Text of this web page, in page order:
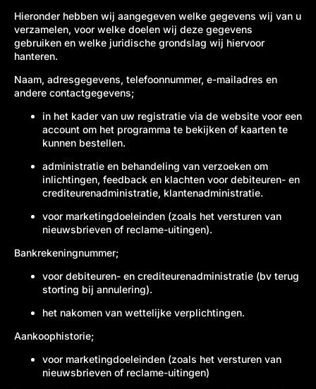
Hieronder hebben wij aangegeven welke gegevens wij van u
verzamelen, voor welke doelen wij deze gegevens
gebruiken en welke juridische grondslag wij hiervoor
hanteren.
Naam, adresgegevens, telefoonnummer, e-mailadres en
andere contactgegevens;
in het kader van uw registratie via de website voor een
account om het programma te bekijken of kaarten te
kunnen bestellen.
administratie en behandeling van verzoeken om
inlichtingen, feedback en klachten voor debiteuren- en
crediteurenadministratie, klantenadministratie.
voor marketingdoeleinden (zoals het versturen van
nieuwsbrieven of reclame-uitingen).
Bankrekeningnummer;
voor debiteuren- en crediteurenadministratie (bv terug
storting bij annulering).
het nakomen van wettelijke verplichtingen.
Aankoophistorie;
voor marketingdoeleinden (zoals het versturen van
nieuwsbrieven of reclame-uitingen)